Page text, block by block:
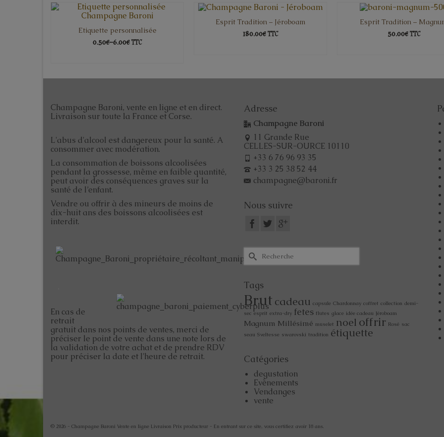
Etiquette personnalisée
0.50€–6.00€TTC
Esprit Tradition – Jéroboam
180.00€TTC
Esprit Tradition –
50.00€TTC
Champagne Baroni, vente en ligne et en direct.
Livraison sur toute la France et Corse.
L'abus d'alcool est dangereux pour la santé. A
consommer avec modération.
La consommation de boissons alcoolisées
pendant la grossesse, même en faible quantité,
peut avoir des conséquences graves sur la
santé de l’enfant.
Vendre ou offrir à des mineurs de moins de
dix-huit ans des boissons alcoolisées est
interdit.
En cas de
retrait
gratuit dans nos points de ventes, merci de
préciser le point de vente dans une note lors de
la validation de votre achat et de prendre RDV
pour préciser la date et l'heure de retrait.
Adresse
Champagne Baroni
11 Grande Rue
CELLES-SUR-OURCE 10110
+33 6 76 96 93 35
+33 3 25 38 52 44
champagne@baroni.fr
Nous suivre
Tags
Brut cadeau capsule Chardonnay coffret collection demi-
sec esprit extra-dry fetes flutes glace idée cadeau Jéroboam
Magnum Millésimé muselet noel offrir Rosé sac
seau Sveltesse swarovski tradition étiquette
Catégories
degustation
Evènements
Vendanges
vente
© 2026 - Champagne Baroni Vente en ligne Livraison Prix producteur - En entrant sur ce site, vous certifiez avoir 18 ans.